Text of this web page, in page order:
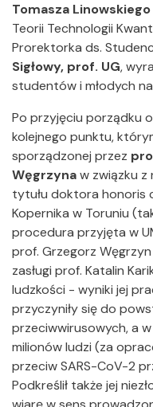
Tomasza Linowskiego
Teorii Technologii
Prorektorka ds.
Sigłowy, prof. UG,
studentów i młodych
Po przyjęciu porządku
kolejnego punktu,
sporządzonej przez
Węgrzynaw związku z
tytułu doktora honoris
Kopernika w Toruniu
procedura przyjęta w
prof. Grzegorz
zasługi prof. Katalin
ludzkości - wyniki jej
przyczyniły się do
przeciwwirusowych, a
milionów ludzi (za
przeciw SARS-CoV-2
Podkreślił także jej